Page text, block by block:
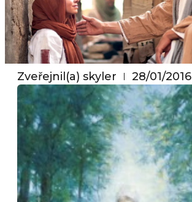
Zveřejnil(a) skyler 28/01/2016